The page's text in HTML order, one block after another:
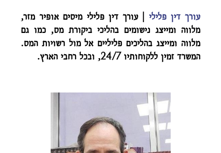
עורך דין פלילי | עורך דין פלילי מיסים אופיר מזר,
מלווה ומייצג נישומים בהליכי ביקורת מס, כמו גם
מלווה ומייצג בהליכים פליליים אל מול רשויות המס.
המשרד זמין ללקוחותיו 24/7, ובכל רחבי הארץ.